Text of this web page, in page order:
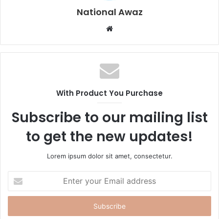
National Awaz
b
s
i
With Product You Purchase
Subscribe to our mailing list
to get the new updates!
Lorem ipsum dolor sit amet, consectetur.
t
r